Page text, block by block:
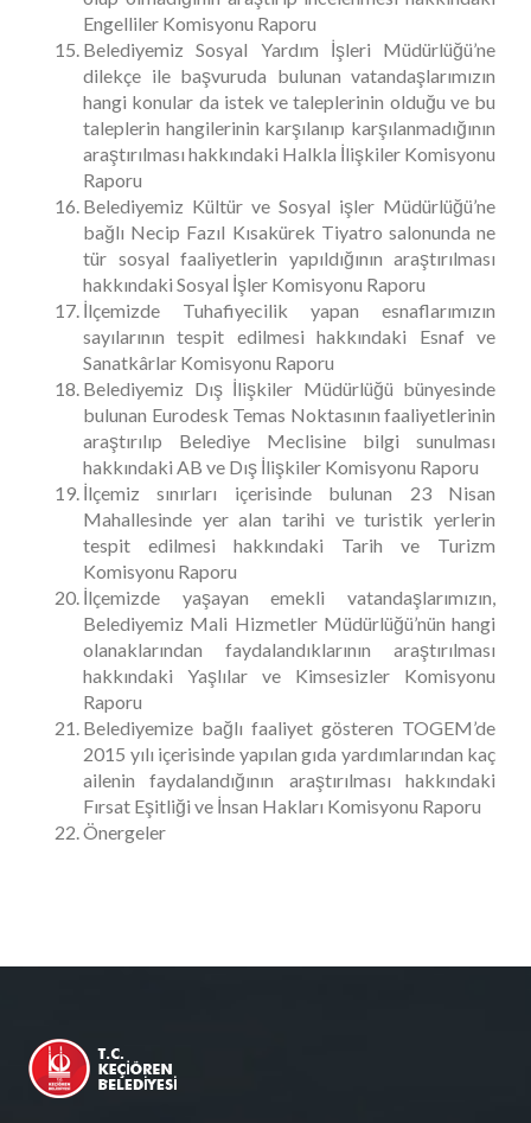
Engelliler Komisyonu Raporu
Belediyemiz Sosyal Yardım İşleri Müdürlüğü’ne
dilekçe ile başvuruda bulunan vatandaşlarımızın
hangi konular da istek ve taleplerinin olduğu ve bu
taleplerin hangilerinin karşılanıp karşılanmadığının
araştırılması hakkındaki Halkla İlişkiler Komisyonu
Raporu
Belediyemiz Kültür ve Sosyal işler Müdürlüğü’ne
bağlı Necip Fazıl Kısakürek Tiyatro salonunda ne
tür sosyal faaliyetlerin yapıldığının araştırılması
hakkındaki Sosyal İşler Komisyonu Raporu
İlçemizde Tuhafiyecilik yapan esnaflarımızın
sayılarının tespit edilmesi hakkındaki Esnaf ve
Sanatkârlar Komisyonu Raporu
Belediyemiz Dış İlişkiler Müdürlüğü bünyesinde
bulunan Eurodesk Temas Noktasının faaliyetlerinin
araştırılıp Belediye Meclisine bilgi sunulması
hakkındaki AB ve Dış İlişkiler Komisyonu Raporu
İlçemiz sınırları içerisinde bulunan 23 Nisan
Mahallesinde yer alan tarihi ve turistik yerlerin
tespit edilmesi hakkındaki Tarih ve Turizm
Komisyonu Raporu
İlçemizde yaşayan emekli vatandaşlarımızın,
Belediyemiz Mali Hizmetler Müdürlüğü’nün hangi
olanaklarından faydalandıklarının araştırılması
hakkındaki Yaşlılar ve Kimsesizler Komisyonu
Raporu
Belediyemize bağlı faaliyet gösteren TOGEM’de
2015 yılı içerisinde yapılan gıda yardımlarından kaç
ailenin faydalandığının araştırılması hakkındaki
Fırsat Eşitliği ve İnsan Hakları Komisyonu Raporu
Önergeler